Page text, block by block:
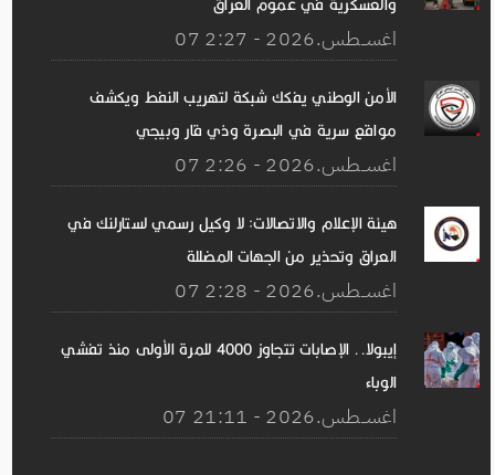
والعسكرية في عموم العراق
07 اغســطس.2026 - 2:27
الأمن الوطني يفكك شبكة لتهريب النفط ويكشف
مواقع سرية في البصرة وذي قار وبيجي
07 اغســطس.2026 - 2:26
هيئة الإعلام والاتصالات: لا وكيل رسمي لستارلنك في
العراق وتحذير من الجهات المضللة
07 اغســطس.2026 - 2:28
إيبولا.. الإصابات تتجاوز 4000 للمرة الأولى منذ تفشي
الوباء
07 اغســطس.2026 - 21:11